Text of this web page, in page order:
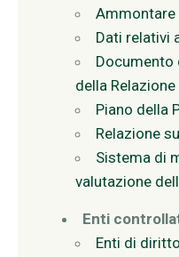
Ammontare
Dati relativi
Documento
della
Piano della
Relazione
Sistema di
valutazione
Enti
Enti di